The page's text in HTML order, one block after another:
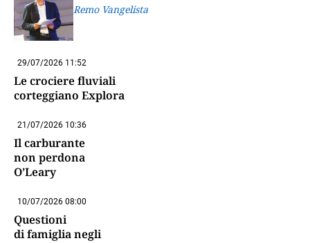
Remo Vangelista
29/07/2026 11:52
Le crociere fluviali
corteggiano Explora
21/07/2026 10:36
Il carburante
non perdona
O’Leary
10/07/2026 08:00
Questioni
di famiglia negli